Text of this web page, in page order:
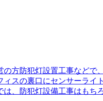
方防犯灯設置工事などで
スの裏口にセンサーライ
、防犯灯設備工事はもち